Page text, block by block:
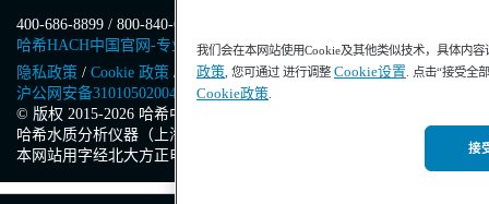
400-686-8899 / 800-840-6026
哈希HACH中国官网-专业水质分析仪器
隐私政策 / Cookie 政策 / Cookie 设置/沪ICP备13034148号-4/
沪公网安备31010502004971号/沪(浦)应急管危经许[2023]201871
© 版权 2015-2026 哈希中国版权所有
哈希水质分析仪器（上海）有限公司
本网站用字经北大方正电子有限公司授权许可
我们会在本网站使用Cookie及其他类似技术，具体内
政策, 您可通过 进行调整 Cookie设置. 点击“接受全
Cookie政策.
接